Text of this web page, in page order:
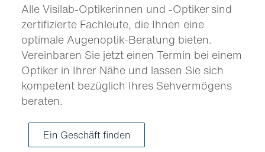
Alle Visilab-Optikerinnen und -Optiker sind
zertifizierte Fachleute, die Ihnen eine
optimale Augenoptik-Beratung bieten.
Vereinbaren Sie jetzt einen Termin bei einem
Optiker in Ihrer Nähe und lassen Sie sich
kompetent bezüglich Ihres Sehvermögens
beraten.
Ein Geschäft finden